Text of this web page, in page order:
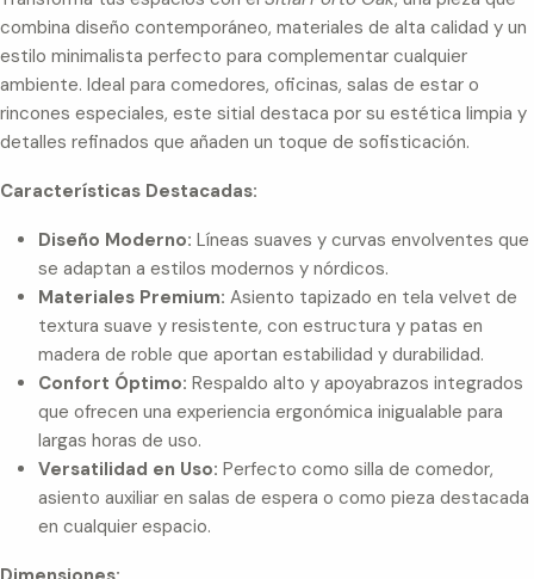
combina diseño contemporáneo, materiales de alta calidad y un
estilo minimalista perfecto para complementar cualquier
ambiente. Ideal para comedores, oficinas, salas de estar o
rincones especiales, este sitial destaca por su estética limpia y
detalles refinados que añaden un toque de sofisticación.
Características Destacadas:
Diseño Moderno: Líneas suaves y curvas envolventes que
se adaptan a estilos modernos y nórdicos.
Materiales Premium: Asiento tapizado en tela velvet de
textura suave y resistente, con estructura y patas en
madera de roble que aportan estabilidad y durabilidad.
Confort Óptimo: Respaldo alto y apoyabrazos integrados
que ofrecen una experiencia ergonómica inigualable para
largas horas de uso.
Versatilidad en Uso: Perfecto como silla de comedor,
asiento auxiliar en salas de espera o como pieza destacada
en cualquier espacio.